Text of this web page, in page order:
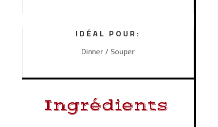
IDÉAL POUR:
Dinner / Souper
Ingrédients